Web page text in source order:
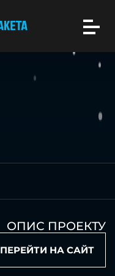
ОПИС ПРОЕКТУ
ПЕРЕЙТИ НА САЙТ